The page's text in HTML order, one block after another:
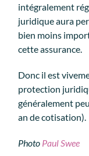
intégralement
juridique aura
bien moins
cette assurance.
Donc il est
protection
généralement
an de cotisation).
Photo Paul Swee